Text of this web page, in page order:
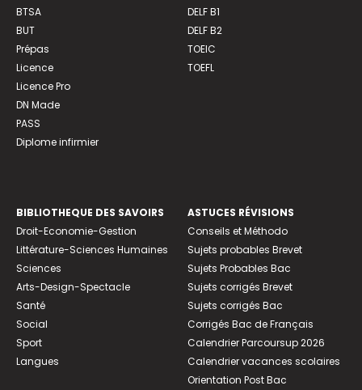
BTSA
BUT
Prépas
Licence
Licence Pro
DN Made
PASS
Diplome infirmier
DELF B1
DELF B2
TOEIC
TOEFL
BIBLIOTHEQUE DES SAVOIRS
Droit-Economie-Gestion
Littérature-Sciences Humaines
Sciences
Arts-Design-Spectacle
Santé
Social
Sport
Langues
ASTUCES RÉVISIONS
Conseils et Méthodo
Sujets probables Brevet
Sujets Probables Bac
Sujets corrigés Brevet
Sujets corrigés Bac
Corrigés Bac de Français
Calendrier Parcoursup 2026
Calendrier vacances scolaires
Orientation Post Bac